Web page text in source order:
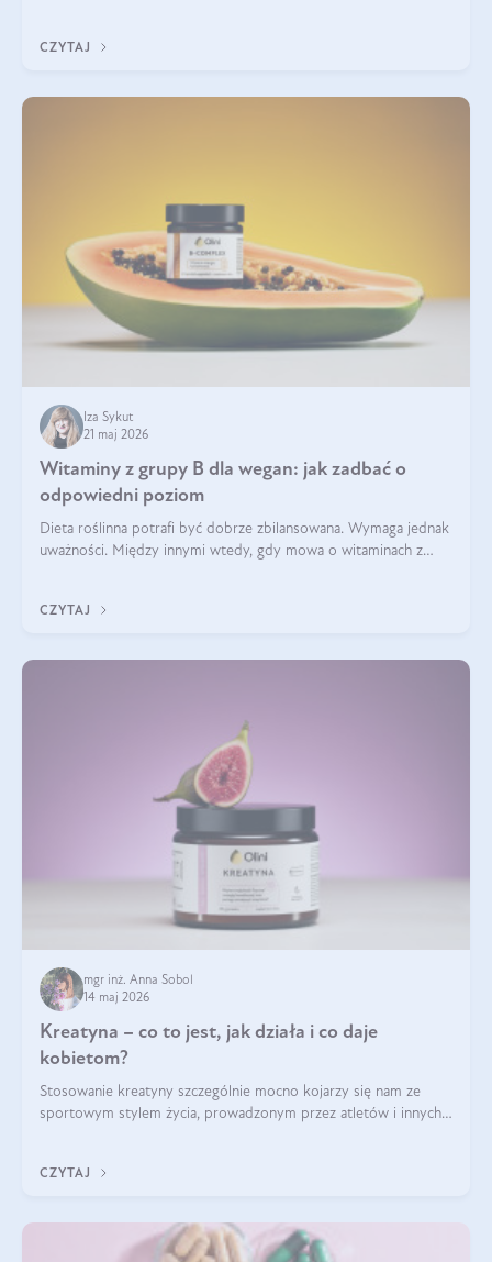
CZYTAJ
Iza Sykut
21 maj 2026
Witaminy z grupy B dla wegan: jak zadbać o
odpowiedni poziom
Dieta roślinna potrafi być dobrze zbilansowana. Wymaga jednak
uważności. Między innymi wtedy, gdy mowa o witaminach z
CZYTAJ
mgr inż. Anna Sobol
14 maj 2026
Kreatyna – co to jest, jak działa i co daje
kobietom?
Stosowanie kreatyny szczególnie mocno kojarzy się nam ze
sportowym stylem życia, prowadzonym przez atletów i innych
zwiększa masę
CZYTAJ